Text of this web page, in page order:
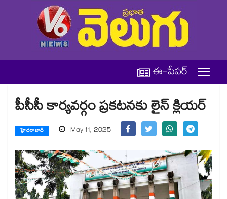
ఈ-పేపర్
పీసీసీ కార్యవర్గం ప్రకటనకు లైన్ క్లియర్​
హైదరాబాద్ May 11, 2025